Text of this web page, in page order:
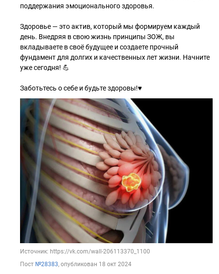
поддержания эмоционального здоровья.
Здоровье — это актив, который мы формируем каждый
день. Внедряя в свою жизнь принципы ЗОЖ, вы
вкладываете в своё будущее и создаете прочный
фундамент для долгих и качественных лет жизни. Начните
уже сегодня! 💪
Заботьтесь о себе и будьте здоровы!♥️
Источник: https://vk.com/wall-206113370_1100
Пост №28383, опубликован 18 окт 2024